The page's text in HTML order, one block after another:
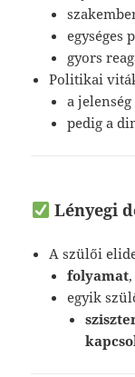
egységes
gyors
Politikai
a
pedig a
Lényegi
A szülői
folyamat
egyik